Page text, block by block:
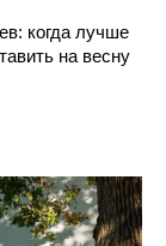
когда лучше
на весну